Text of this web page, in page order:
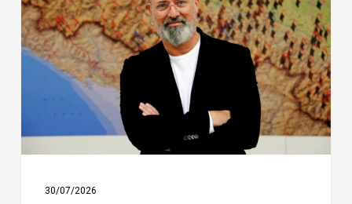
nos
75
ans
d’histoire
Stefano
Bonaccini
30/07/2026